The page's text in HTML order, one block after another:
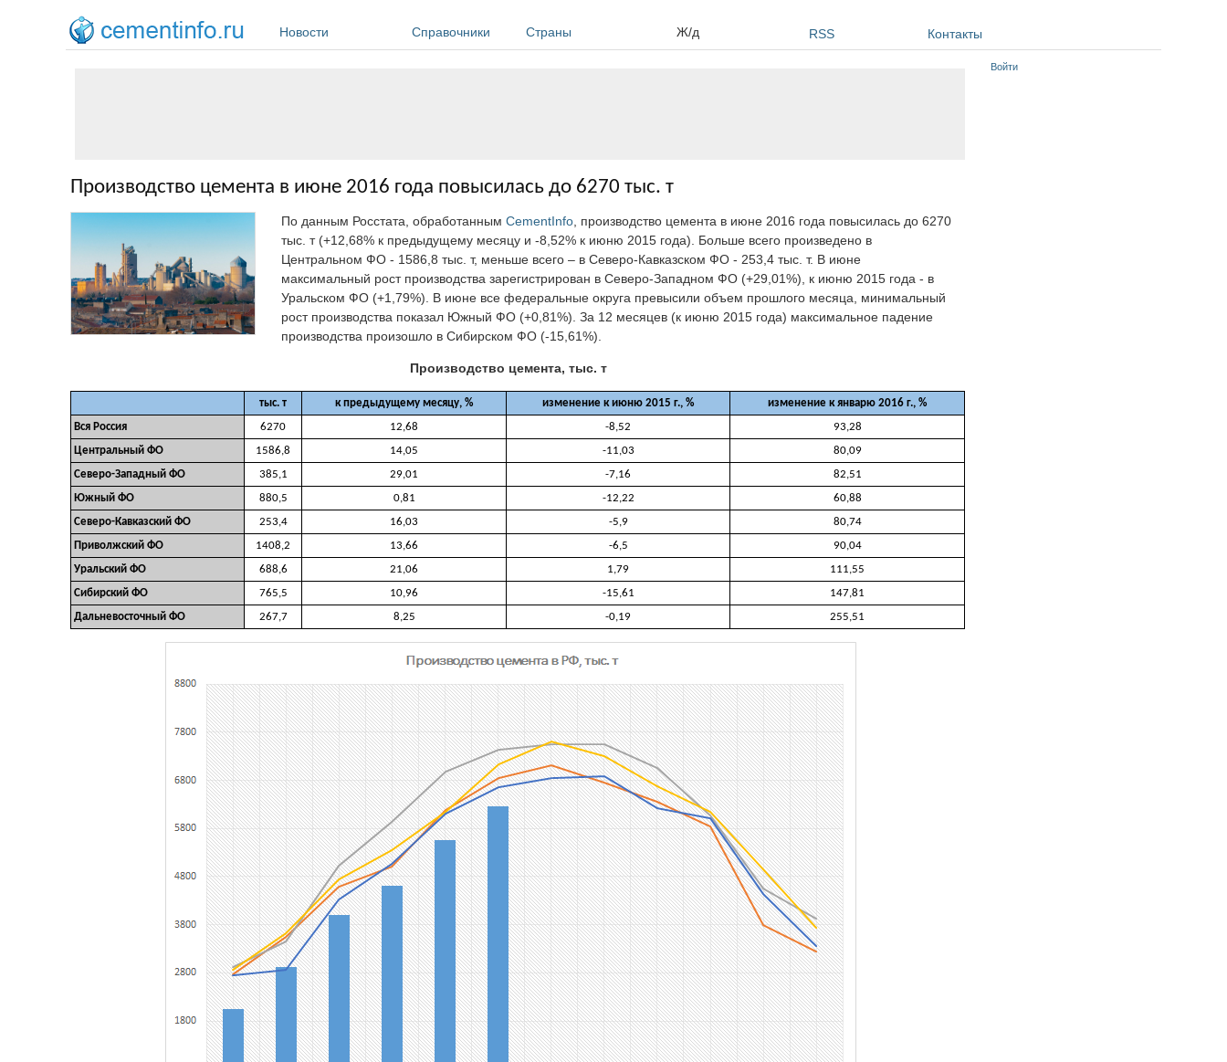
Новости
Справочники Страны Ж/д RSS Контакты
Производство цемента в июне 2016 года повысилась до 6270 тыс. т
По данным Росстата, обработанным CementInfo , производство цемента в июне 2016 года повысилась до 6270
тыс. т (+12,68% к предыдущему месяцу и -8,52% к июню 2015 года). Больше всего произведено в
Центральном ФО - 1586,8 тыс. т, меньше всего – в Северо-Кавказском ФО - 253,4 тыс. т. В июне
максимальный рост производства зарегистрирован в Северо-Западном ФО (+29,01%), к июню 2015 года - в
Уральском ФО (+1,79%). В июне все федеральные округа превысили объем прошлого месяца, минимальный
рост производства показал Южный ФО (+0,81%). За 12 месяцев (к июню 2015 года) максимальное падение
производства произошло в Сибирском ФО (-15,61%).
Производство цемента, тыс. т
тыс. т к предыдущему месяцу, % изменение к июню 2015 г., %
изменение к январю 2016 г., %
Вся Россия
6270 12,68 -8,52
93,28
Центральный ФО
1586,8 14,05 -11,03
80,09
Северо-Западный ФО
385,1 29,01 -7,16
82,51
Южный ФО
880,5 0,81 -12,22
60,88
Северо-Кавказский ФО
253,4 16,03 -5,9
80,74
Приволжский ФО
1408,2 13,66 -6,5
90,04
Уральский ФО
688,6 21,06 1,79
111,55
Сибирский ФО
765,5 10,96 -15,61
147,81
Дальневосточный ФО
267,7 8,25 -0,19 255,51
Войти